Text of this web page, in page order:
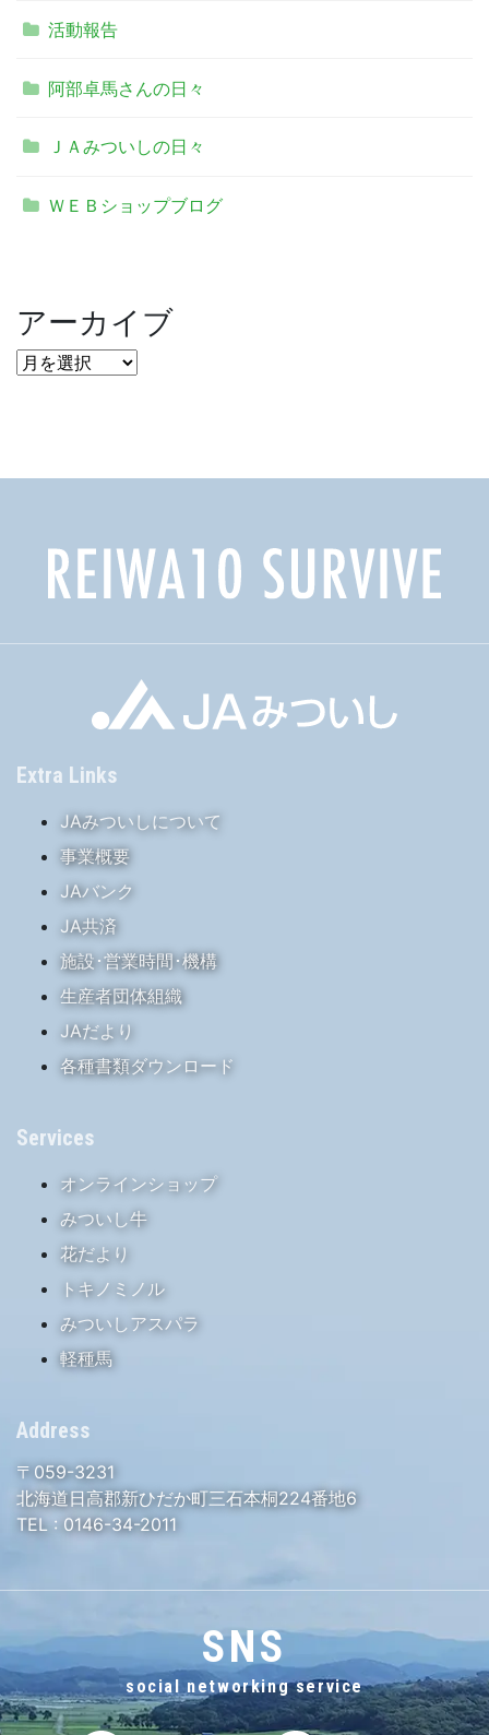
活動報告
阿部卓馬さんの日々
ＪＡみついしの日々
ＷＥＢショップブログ
アーカイブ
ア
Extra Links
JAみついしについて
事業概要
JAバンク
JA共済
施設･営業時間･機構
生産者団体組織
JAだより
各種書類ダウンロード
Services
オンラインショップ
みついし牛
花だより
トキノミノル
みついしアスパラ
軽種馬
Address
〒059-3231
北海道日高郡新ひだか町三石本桐224番地6
TEL : 0146-34-2011
SNS
social networking service